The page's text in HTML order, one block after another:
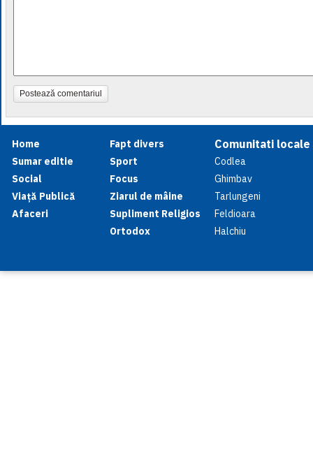
Postează comentariul
Home
Sumar editie
Social
Viață Publică
Afaceri
Fapt divers
Sport
Focus
Ziarul de mâine
Supliment Religios
Ortodox
Comunitati locale
Codlea
Ghimbav
Tarlungeni
Feldioara
Halchiu